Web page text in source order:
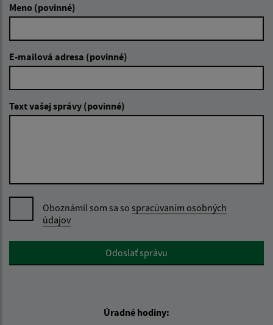
Meno (povinné)
E-mailová adresa (povinné)
Text vašej správy (povinné)
Oboznámil som sa so spracúvaním osobných
údajov
Google reCaptcha ResponseOdoslať správu
Úradné hodiny: